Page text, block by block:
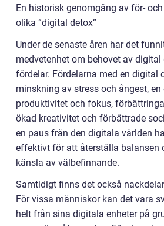
En historisk genomgång av för-
olika ”digital detox”
Under de senaste åren har det
medvetenhet om behovet av digital
fördelar. Fördelarna med en digital
minskning av stress och ångest,
produktivitet och fokus,
ökad kreativitet och förbättrade
en paus från den digitala världen
effektivt för att återställa balansen
känsla av välbefinnande.
Samtidigt finns det också
För vissa människor kan det vara
helt från sina digitala enheter på